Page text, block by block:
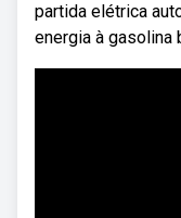
partida elétrica
energia à gasolina